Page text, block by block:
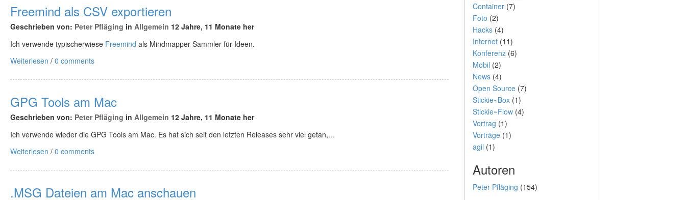
Freemind als CSV exportieren
Geschrieben von: Peter Pfläging in Allgemein 12 Jahre, 11 Monate her
Ich verwende typischerwiese Freemind als Mindmapper Sammler für Ideen.
Weiterlesen / 0 comments
GPG Tools am Mac
Geschrieben von: Peter Pfläging in Allgemein 12 Jahre, 11 Monate her
Ich verwende wieder die GPG Tools am Mac. Es hat sich seit den letzten Releases sehr viel getan,...
Weiterlesen / 0 comments
.MSG Dateien am Mac anschauen
Container(7)
Foto (2)
Hacks(4)
Internet(11)
Konferenz(6)
Mobil (2)
News(4)
Open Source(7)
Stickie~Box(1)
Stickie~Flow(4)
Vortrag (1)
Vorträge(1)
agil (1)
Autoren
Peter Pfläging (154)